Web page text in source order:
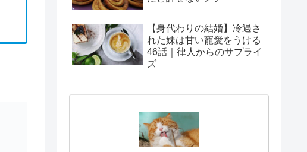
【身代わりの結婚】冷遇さ
れた妹は甘い寵愛をうける
46話｜律人からのサプライ
ズ